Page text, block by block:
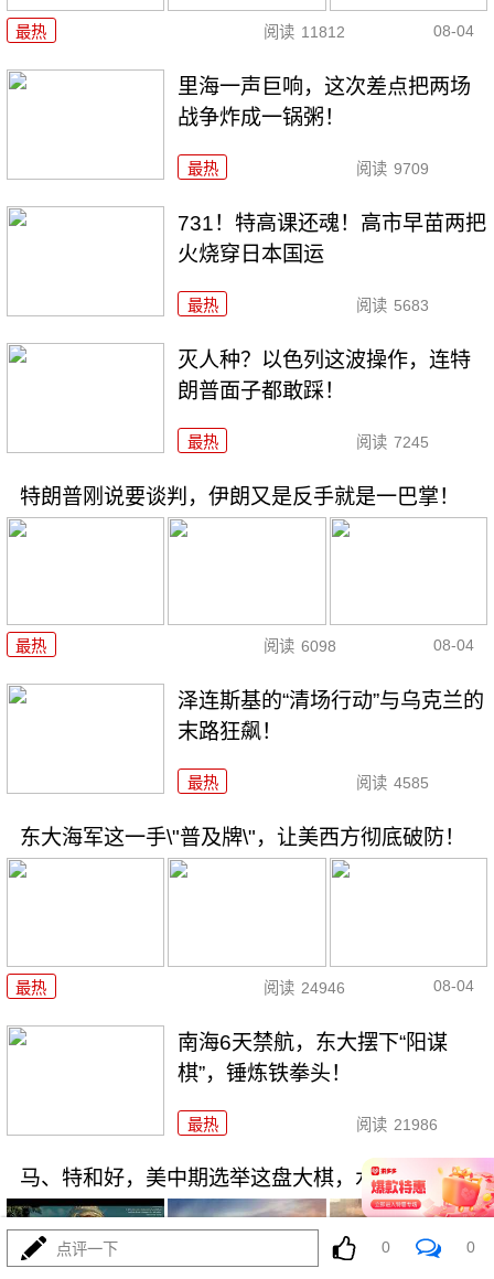
最热 阅读 11812 08-04
里海一声巨响，这次差点把两场
战争炸成一锅粥！
最热 阅读 9709
731！特高课还魂！高市早苗两把
火烧穿日本国运
最热 阅读 5683
灭人种？以色列这波操作，连特
朗普面子都敢踩！
最热 阅读 7245
特朗普刚说要谈判，伊朗又是反手就是一巴掌！
最热 阅读 6098 08-04
泽连斯基的“清场行动”与乌克兰的
末路狂飙！
最热 阅读 4585
东大海军这一手\"普及牌\"，让美西方彻底破防！
最热 阅读 24946 08-04
南海6天禁航，东大摆下“阳谋
棋”，锤炼铁拳头！
最热 阅读 21986
马、特和好，美中期选举这盘大棋，水有多深？
点评一下 0 0